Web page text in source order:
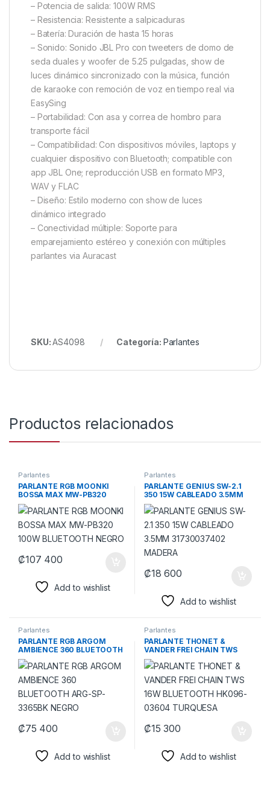
– Potencia de salida: 100W RMS
– Resistencia: Resistente a salpicaduras
– Batería: Duración de hasta 15 horas
– Sonido: Sonido JBL Pro con tweeters de domo de
seda duales y woofer de 5.25 pulgadas, show de
luces dinámico sincronizado con la música, función
de karaoke con remoción de voz en tiempo real via
EasySing
– Portabilidad: Con asa y correa de hombro para
transporte fácil
– Compatibilidad: Con dispositivos móviles, laptops y
cualquier dispositivo con Bluetooth; compatible con
app JBL One; reproducción USB en formato MP3,
WAV y FLAC
– Diseño: Estilo moderno con show de luces
dinámico integrado
– Conectividad múltiple: Soporte para
emparejamiento estéreo y conexión con múltiples
parlantes via Auracast
SKU:AS4098 Categoría: Parlantes
Productos relacionados
Parlantes
PARLANTE RGB MOONKI
BOSSA MAX MW-PB320
100W BLUETOOTH NEGRO
₡107 400
Add to wishlist
Parlantes
PARLANTE GENIUS SW-2.1
350 15W CABLEADO 3.5MM
31730037402 MADERA
₡18 600
Add to wishlist
Parlantes
PARLANTE RGB ARGOM
AMBIENCE 360 BLUETOOTH
ARG-SP-3365BK NEGRO
₡75 400
Add to wishlist
Parlantes
PARLANTE THONET &
VANDER FREI CHAIN TWS
16W BLUETOOTH HK096-
03604 TURQUESA
₡15 300
Add to wishlist